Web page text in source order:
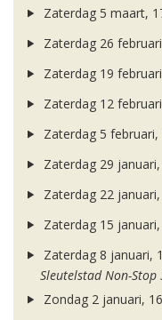
Zaterdag 5 maart,
Zaterdag 26
Zaterdag 19
Zaterdag 12
Zaterdag 5 februari,
Zaterdag 29
Zaterdag 22
Zaterdag 15
Zaterdag 8 januari,
Sleutelstad Non-Stop
Zondag 2 januari,